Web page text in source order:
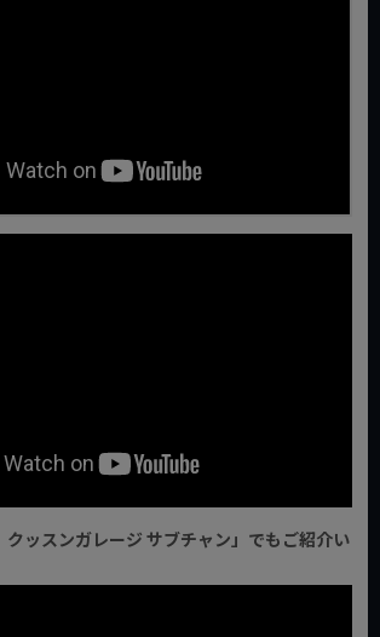
ッスンガレージ サブチャン」でもご紹介い